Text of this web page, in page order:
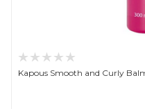
Kapous Smooth and Curly